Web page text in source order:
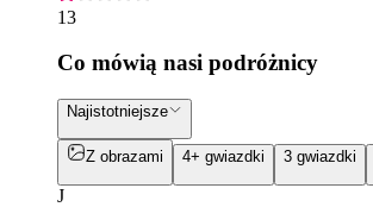
13
Co mówią nasi podróżnicy
Najistotniejsze
Z obrazami 4+ gwiazdki 3 gwiazdki
J